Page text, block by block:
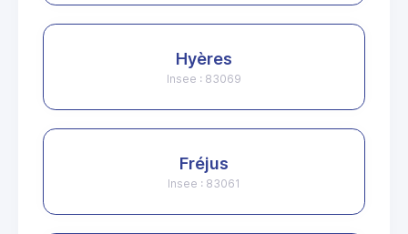
Hyères
Insee : 83069
Fréjus
Insee : 83061